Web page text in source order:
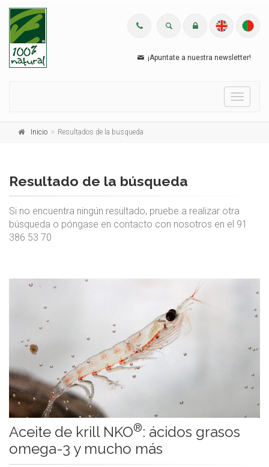
¡Apuntate a nuestra newsletter!
Menu
Inicio Resultados de la busqueda
Resultado de la búsqueda
Si no encuentra ningún resultado, pruebe a realizar otra
búsqueda o póngase en contacto con nosotros en el 91
386 53 70
Aceite de krill NKO®: ácidos grasos
omega-3 y mucho más